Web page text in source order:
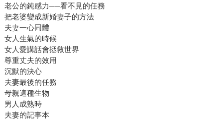
老公的鈍感力──看不見的任務
把老婆變成新婚妻子的方法
夫妻一心同體
女人生氣的時候
女人愛講話會拯救世界
尊重丈夫的效用
沉默的決心
夫妻最後的任務
母親這種生物
男人成熟時
夫妻的記事本